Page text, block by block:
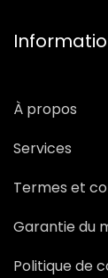
À propos
Services
Termes et
Garantie du
Politique de